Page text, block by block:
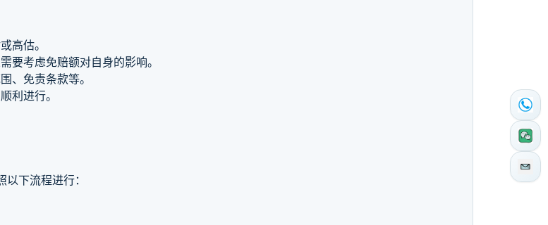
高估。
要考虑免赔额对自身的影响。
、免责条款等。
利进行。
下流程进行：